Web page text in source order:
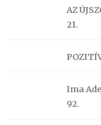
AZ
21.
Ima
92.